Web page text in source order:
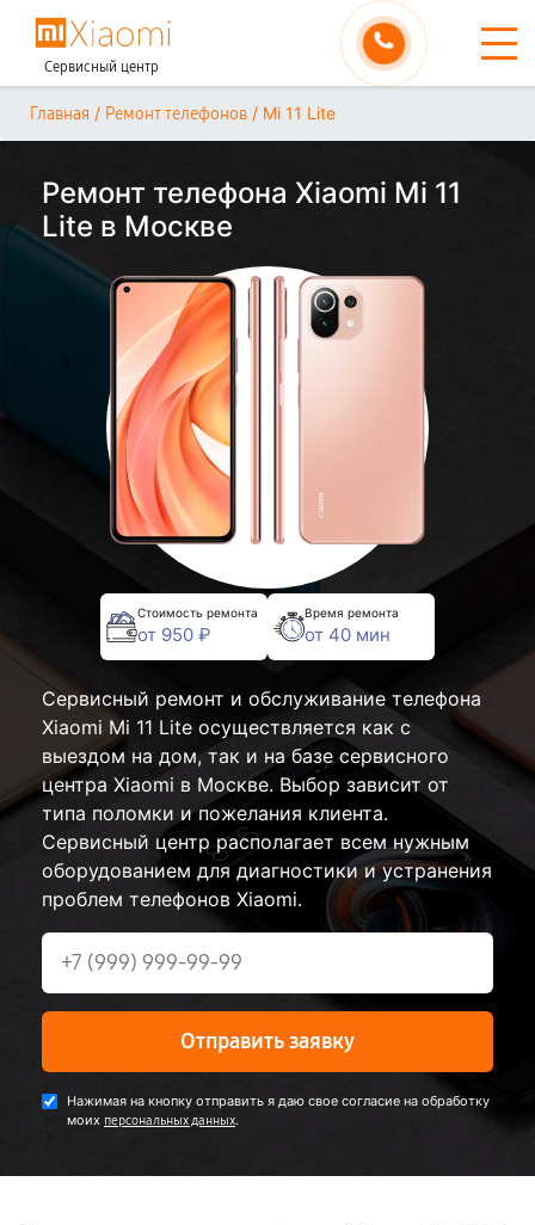
Сервисный центр
Главная / Ремонт телефонов / Mi 11 Lite
Ремонт телефона Xiaomi Mi 11
Lite в Москве
Стоимость ремонта
от 950 ₽
Время ремонта
от 40 мин
Сервисный ремонт и обслуживание телефона
Xiaomi Mi 11 Lite осуществляется как с
выездом на дом, так и на базе сервисного
центра Xiaomi в Москве. Выбор зависит от
типа поломки и пожелания клиента.
Сервисный центр располагает всем нужным
оборудованием для диагностики и устранения
проблем телефонов Xiaomi.
Отправить заявку
Нажимая на кнопку отправить я даю свое согласие на обработку
моих персональных данных.